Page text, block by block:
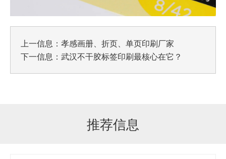
上一信息： 孝感画册、折页、单页印刷厂家
下一信息： 武汉不干胶标签印刷最核心在它？
推荐信息